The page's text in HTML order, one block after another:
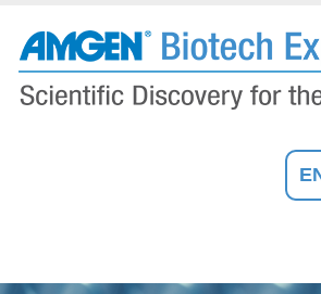
contenido
principal